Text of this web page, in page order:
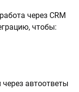
через CRM
чтобы:
автоответы